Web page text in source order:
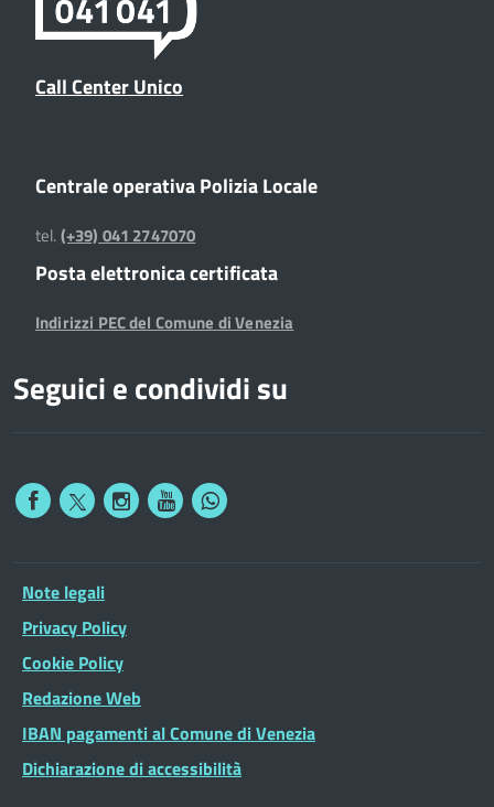
Call Center Unico
Centrale operativa Polizia Locale
tel.(+39) 041 2747070
Posta elettronica certificata
Indirizzi PEC del Comune di Venezia
Seguici e condividi su
Note legali
Privacy Policy
Cookie Policy
Redazione Web
IBAN pagamenti al Comune di Venezia
Dichiarazione di accessibilità